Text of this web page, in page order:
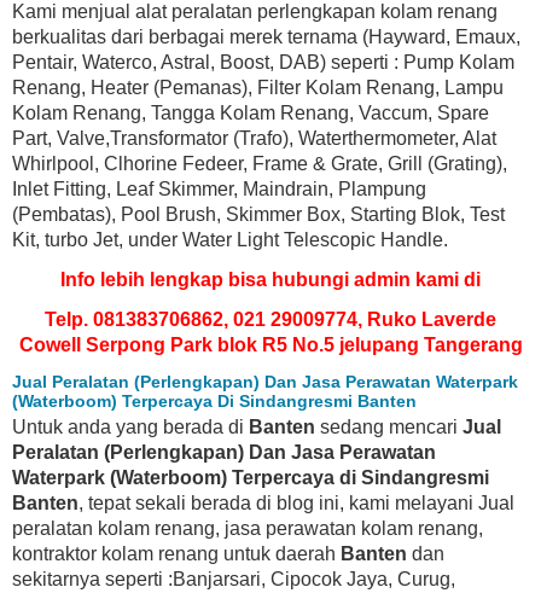
Kami menjual alat peralatan perlengkapan kolam renang
berkualitas dari berbagai merek ternama (Hayward, Emaux,
Pentair, Waterco, Astral, Boost, DAB) seperti : Pump Kolam
Renang, Heater (Pemanas), Filter Kolam Renang, Lampu
Kolam Renang, Tangga Kolam Renang, Vaccum, Spare
Part, Valve,Transformator (Trafo), Waterthermometer, Alat
Whirlpool, Clhorine Fedeer, Frame & Grate, Grill (Grating),
Inlet Fitting, Leaf Skimmer, Maindrain, Plampung
(Pembatas), Pool Brush, Skimmer Box, Starting Blok, Test
Kit, turbo Jet, under Water Light Telescopic Handle.
Info lebih lengkap bisa hubungi admin kami di
Telp. 081383706862, 021 29009774, Ruko Laverde
Cowell Serpong Park blok R5 No.5 jelupang Tangerang
Jual Peralatan (Perlengkapan) Dan Jasa Perawatan Waterpark
(Waterboom) Terpercaya Di Sindangresmi Banten
Untuk anda yang berada di Banten sedang mencari Jual
Peralatan (Perlengkapan) Dan Jasa Perawatan
Waterpark (Waterboom) Terpercaya di Sindangresmi
Banten, tepat sekali berada di blog ini, kami melayani Jual
peralatan kolam renang, jasa perawatan kolam renang,
kontraktor kolam renang untuk daerah Banten dan
sekitarnya seperti :Banjarsari, Cipocok Jaya, Curug,